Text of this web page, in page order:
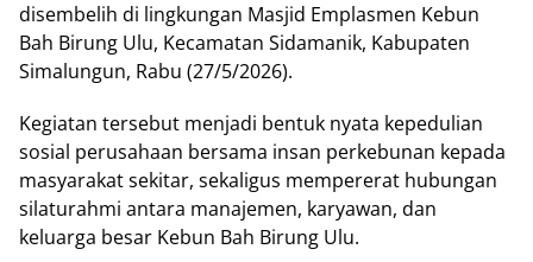
disembelih di lingkungan Masjid Emplasmen Kebun
Bah Birung Ulu, Kecamatan Sidamanik, Kabupaten
Simalungun, Rabu (27/5/2026).
Kegiatan tersebut menjadi bentuk nyata kepedulian
sosial perusahaan bersama insan perkebunan kepada
masyarakat sekitar, sekaligus mempererat hubungan
silaturahmi antara manajemen, karyawan, dan
keluarga besar Kebun Bah Birung Ulu.